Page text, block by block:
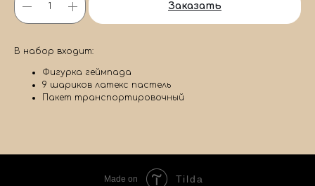
Заказать
В набор входит:
Фигурка геймпада
9 шариков латекс пастель
Пакет транспортировочный
Made on Tilda